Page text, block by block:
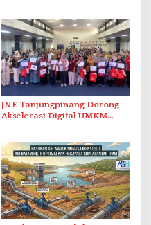
JNE Tanjungpinang Dorong
Akselerasi Digital UMKM